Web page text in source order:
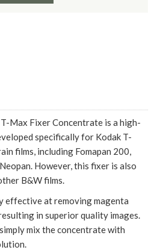
Max Fixer Concentrate is a high-
specifically for Kodak T-
films, including Fomapan 200,
However, this fixer is also
B&W films.
effective at removing magenta
in superior quality images.
mix the concentrate with